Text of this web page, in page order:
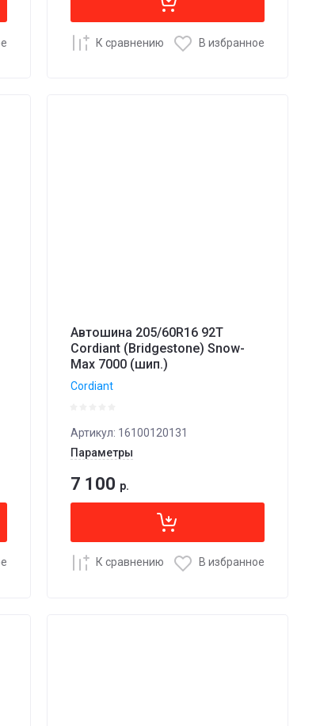
К сравнению В избранное
Автошина 205/60R16 92T
Cordiant (Bridgestone) Snow-
Max 7000 (шип.)
Cordiant
Артикул: 16100120131
Параметры
7 100 р.
К сравнению В избранное